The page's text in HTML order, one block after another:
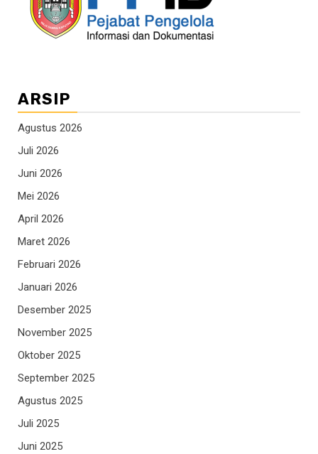
ARSIP
Agustus 2026
Juli 2026
Juni 2026
Mei 2026
April 2026
Maret 2026
Februari 2026
Januari 2026
Desember 2025
November 2025
Oktober 2025
September 2025
Agustus 2025
Juli 2025
Juni 2025